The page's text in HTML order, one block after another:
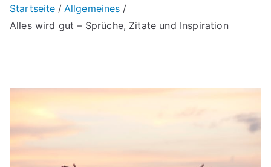
Startseite
Allgemeines
Alles wird gut – Sprüche, Zitate und Inspiration